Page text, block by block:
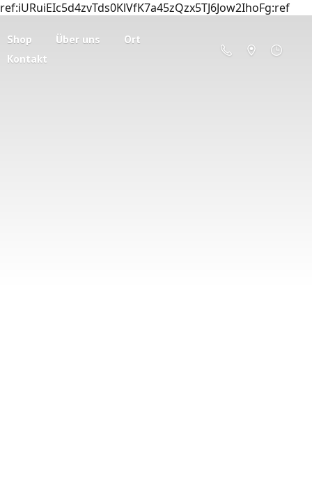
ref:iURuiEIc5d4zvTds0KlVfK7a45zQzx5TJ6Jow2IhoFg:ref
Shop Über uns
Ort
Kontakt